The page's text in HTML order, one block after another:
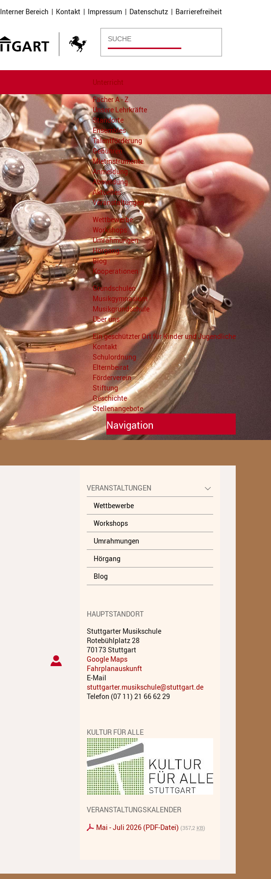
Interner Bereich | Kontakt | Impressum | Datenschutz | Barrierefreiheit
Unterricht
Fächer A - Z
Unsere Lehrkräfte
Standorte
Ensembles
Talentförderung
Gebühren
Mietinstrumente
Anmeldung
Abmeldung
Aktuelles
Veranstaltungen
Wettbewerbe
Workshops
Umrahmungen
Hörgang
Blog
Kooperationen
Grundschulen
Musikgymnasium
Musikgrundschule
Über uns
Ein geschützter Ort für Kinder und Jugendliche
Kontakt
Schulordnung
Elternbeirat
Förderverein
Stiftung
Geschichte
Stellenangebote
Navigation
Alte Musik
Blasinstrumente
Dirigieren
Elementare Musikpädagogik
Feldenkrais
Instrumentenkarussell
Komposition
Musikproduktion, DJing und
Recording
Coaching
MuM - Musikunterricht für
Menschen mit Behinderung
RockPopJazz
Schlaginstrumente
Streichinstrumente
Tasteninstrumente
VERANSTALTUNGEN
Wettbewerbe
Workshops
Umrahmungen
Hörgang
Blog
HAUPTSTANDORT
Stuttgarter Musikschule
Rotebühlplatz 28
70173 Stuttgart
Google Maps
Fahrplanauskunft
E-Mail
stuttgarter.musikschule@stuttgart.de
Telefon (07 11) 21 66 62 29
KULTUR FÜR ALLE
VERANSTALTUNGSKALENDER
Mai - Juli 2026 (PDF-Datei) (357,2 KB)